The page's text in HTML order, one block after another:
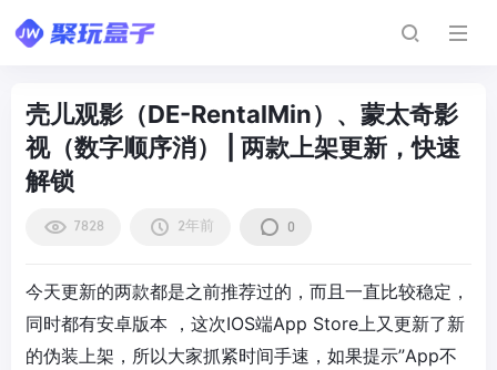
壳儿观影（DE-RentalMin）、蒙太奇影
视（数字顺序消） | 两款上架更新，快速
解锁
7828 2年前 0
今天更新的两款都是之前推荐过的，而且一直比较稳定，
同时都有安卓版本 ，这次IOS端App Store上又更新了新
的伪装上架，所以大家抓紧时间手速， 如果提示”App不